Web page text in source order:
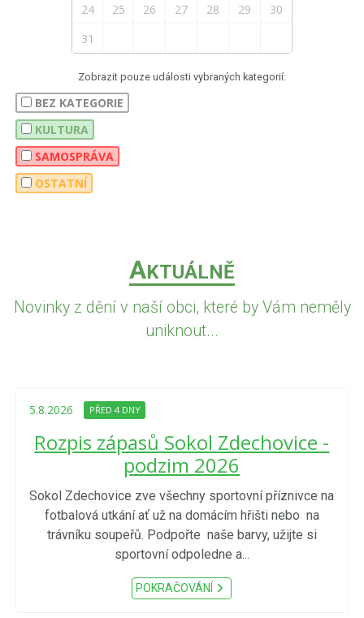
24
25 26 27 28 29
30
31
Zobrazit pouze události vybraných kategorií:
BEZ KATEGORIE
KULTURA
SAMOSPRÁVA
OSTATNÍ
AKTUÁLNĚ
Novinky z dění v naší obci, které by Vám neměly
uniknout...
5.8.2026 PŘED 4 DNY
Rozpis zápasů Sokol Zdechovice -
podzim 2026
Sokol Zdechovice zve všechny sportovní příznivce na
fotbalová utkání ať už na domácím hřišti nebo na
trávníku soupeřů. Podpořte naše barvy, užijte si
sportovní odpoledne a...
POKRAČOVÁNÍ